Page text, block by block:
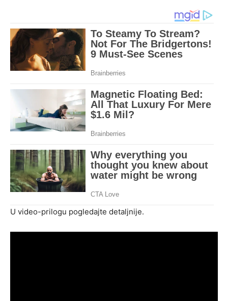
U video-prilogu pogledajte detaljnije.